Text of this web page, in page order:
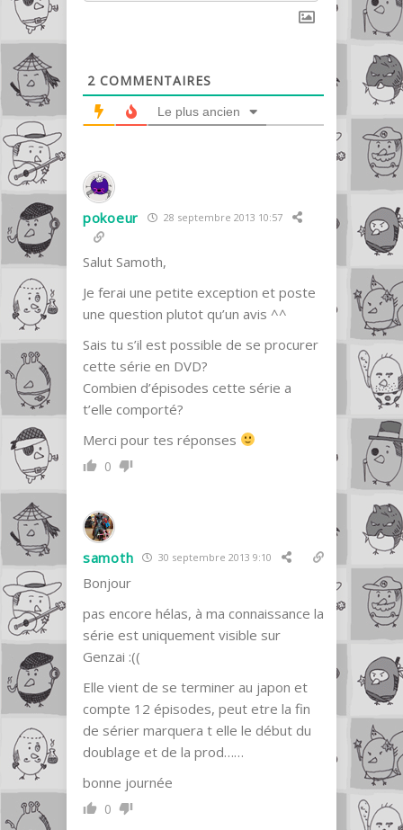
2 COMMENTAIRES
Le plus ancien
pokoeur 28 septembre 2013 10:57
Salut Samoth,
Je ferai une petite exception et poste
une question plutot qu’un avis ^^
Sais tu s’il est possible de se procurer
cette série en DVD?
Combien d’épisodes cette série a
t’elle comporté?
Merci pour tes réponses
0
samoth 30 septembre 2013 9:10
Bonjour
pas encore hélas, à ma connaissance la
série est uniquement visible sur
Genzai :((
Elle vient de se terminer au japon et
compte 12 épisodes, peut etre la fin
de sérier marquera t elle le début du
doublage et de la prod……
bonne journée
0